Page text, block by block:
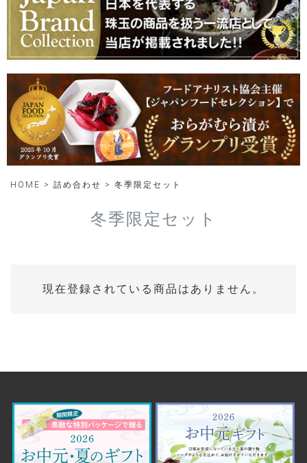
HOME 詰め合わせ 冬季限定セット
冬季限定セット
現在登録されている商品はありません。